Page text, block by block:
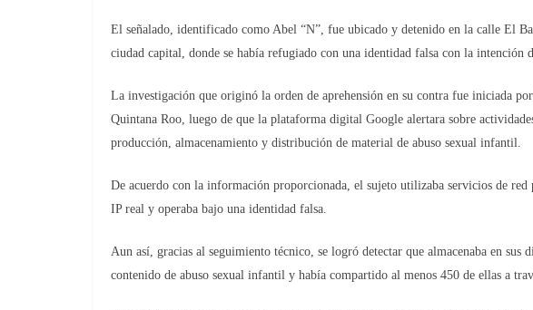
El señalado, identificado como Abel “N”, fue ubicado y detenido en la calle El
ciudad capital, donde se había refugiado con una identidad falsa con la intención
La investigación que originó la orden de aprehensión en su contra fue iniciada
Quintana Roo, luego de que la plataforma digital Google alertara sobre
producción, almacenamiento y distribución de material de abuso sexual infantil.
De acuerdo con la información proporcionada, el sujeto utilizaba servicios de
IP real y operaba bajo una identidad falsa.
Aun así, gracias al seguimiento técnico, se logró detectar que almacenaba en sus
contenido de abuso sexual infantil y había compartido al menos 450 de ellas a